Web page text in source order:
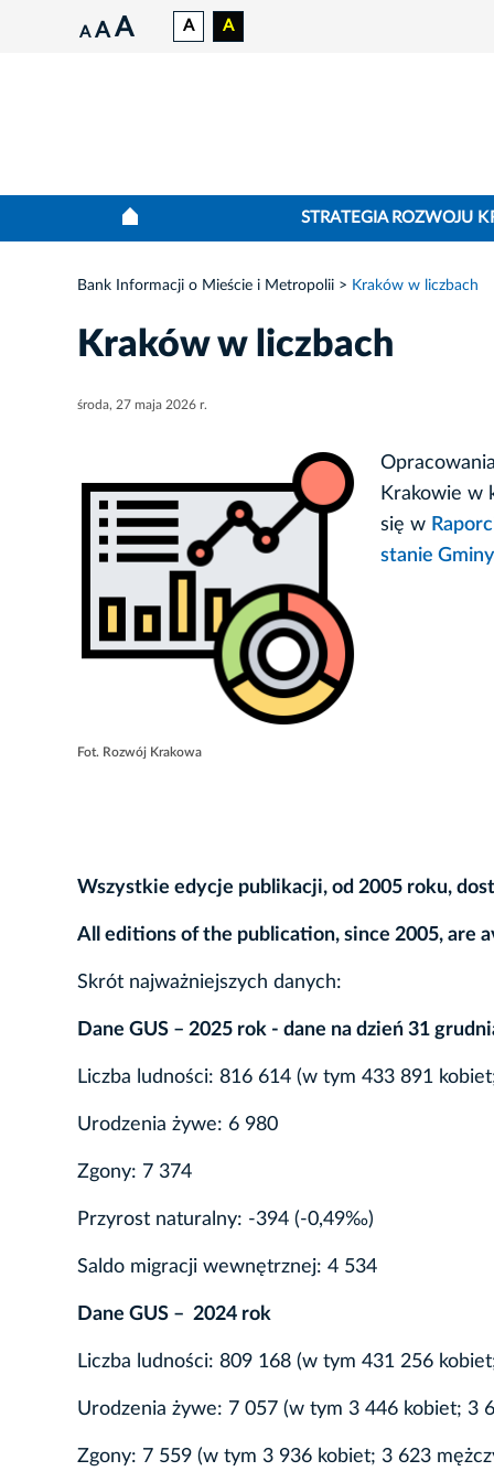
A A A A A
STRATEGIA ROZWOJU
Bank Informacji o Mieście i Metropolii Kraków w liczbach
Kraków w liczbach
środa, 27 maja 2026 r.
Fot. Rozwój Krakowa
Krakowie w
się w
stanie Gminy
Wszystkie edycje publikacji, od 2005 roku,
All editions of the publication, since 2005, are
Skrót najważniejszych danych:
Dane GUS – 2025 rok - dane na dzień 31
Liczba ludności: 816 614 (w tym 433 891
Urodzenia żywe: 6 980
Zgony: 7 374
Przyrost naturalny: -394 (-0,49‰)
Saldo migracji wewnętrznej: 4 534
Dane GUS – 2024 rok
Liczba ludności: 809 168 (w tym 431 256
Urodzenia żywe: 7 057 (w tym 3 446 kobiet; 3
Zgony: 7 559 (w tym 3 936 kobiet; 3 623